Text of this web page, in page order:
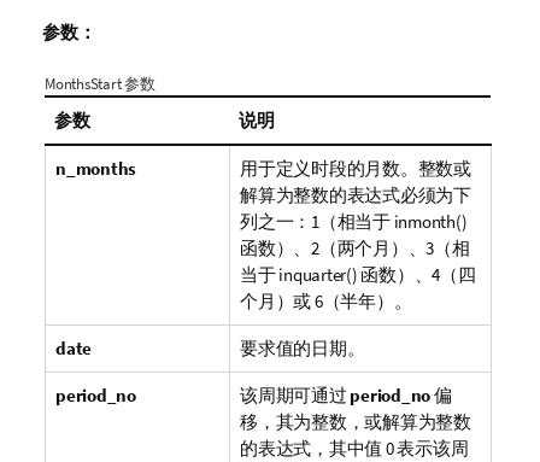
参数：
MonthsStart 参数
参数 说明
n_months
用于定义时段的月数。整数或
解算为整数的表达式必须为下
列之一：1（相当于 inmonth()
函数）、2（两个月）、3（相
当于inquarter() 函数）、4（四
个月）或 6（半年）。
date 要求值的日期。
period_no 该周期可通过 period_no偏
移，其为整数，或解算为整数
的表达式，其中值 0 表示该周